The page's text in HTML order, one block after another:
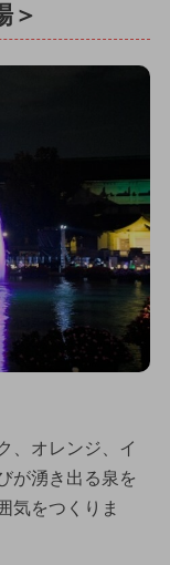
＞
、オレンジ、イ
が湧き出る泉を
気をつくりま